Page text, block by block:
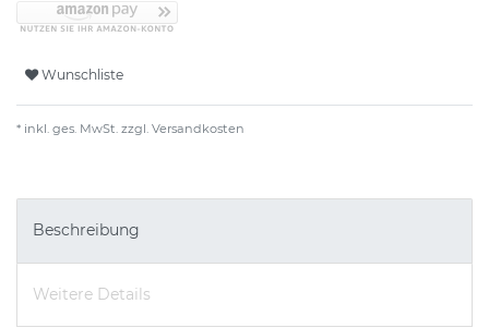
Wunschliste
* inkl. ges. MwSt. zzgl. Versandkosten
Beschreibung
Weitere Details